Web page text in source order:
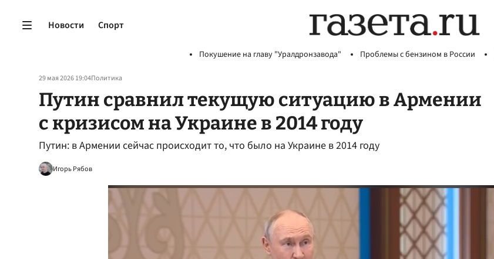
Новости Спорт
Покушение на главу "Уралдронзавода" Проблемы с бензином в России
29 мая 2026 19:04Политика
Путин сравнил текущую ситуацию в Армении
с кризисом на Украине в 2014 году
Путин: в Армении сейчас происходит то, что было на Украине в 2014 году
Игорь Рябов